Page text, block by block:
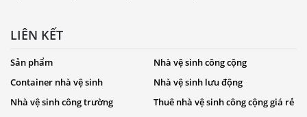
LIÊN KẾT
Sản phẩm
Nhà vệ sinh công cộng
Container nhà vệ sinh
Nhà vệ sinh lưu động
Nhà vệ sinh công trường
Thuê nhà vệ sinh công cộng giá rẻ